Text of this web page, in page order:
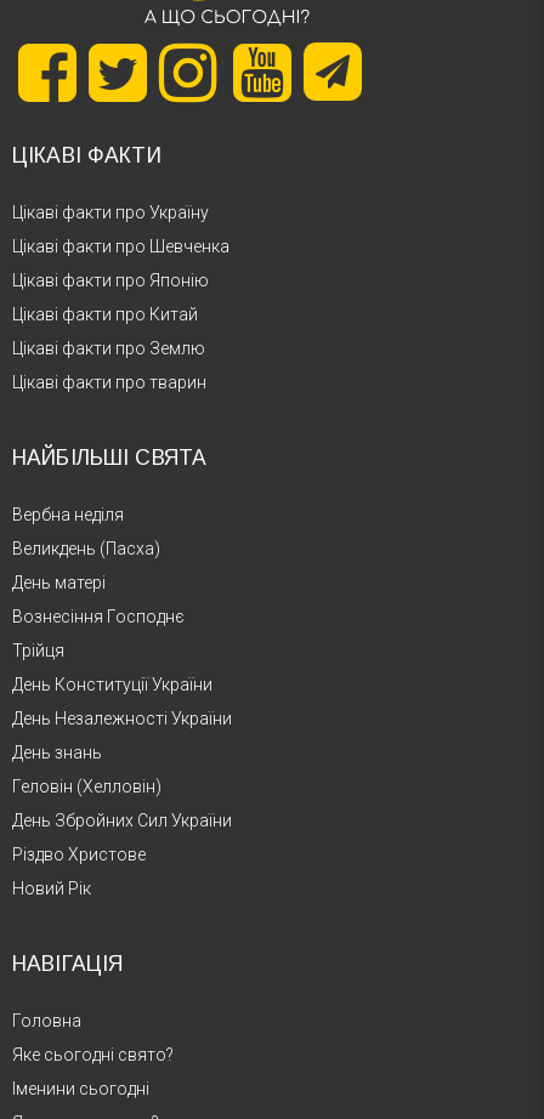
ЦІКАВІ ФАКТИ
Цікаві факти про Україну
Цікаві факти про Шевченка
Цікаві факти про Японію
Цікаві факти про Китай
Цікаві факти про Землю
Цікаві факти про тварин
НАЙБІЛЬШІ СВЯТА
Вербна неділя
Великдень (Пасха)
День матері
Вознесіння Господнє
Трійця
День Конституції України
День Незалежності України
День знань
Геловін (Хелловін)
День Збройних Сил України
Різдво Христове
Новий Рік
НАВІГАЦІЯ
Головна
Яке сьогодні свято?
Іменини сьогодні